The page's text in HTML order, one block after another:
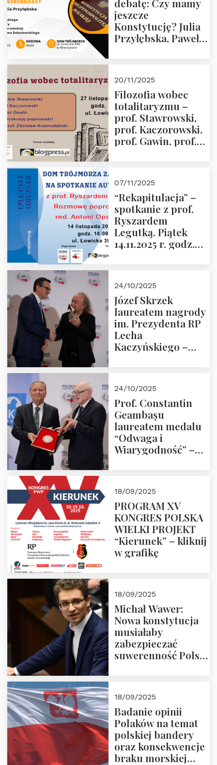
debatę: Czy mamy
jeszcze
Konstytucję? Julia
Przyłębska, Paweł
Przemysław
Sobolewski – 4
grudnia 2025 r.
godz. 18:00.
20/11/2025
Filozofia wobec
totalitaryzmu –
prof. Stawrowski,
prof. Kaczorowski,
prof. Gawin, prof.
07/11/2025
“Rekapitulacja” –
spotkanie z prof.
Ryszardem
Legutką. Piątek
14.11.2025 r. godz.
24/10/2025
Józef Skrzek
laureatem nagrody
im. Prezydenta RP
Lecha
Kaczyńskiego –
24/10/2025
Prof. Constantin
Geambașu
laureatem medalu
“Odwaga i
Wiarygodność” –
18/09/2025
PROGRAM XV
KONGRES POLSKA
WIELKI PROJEKT
“Kierunek” – kliknij
w grafikę
18/09/2025
Michał Wawer:
Nowa konstytucja
musiałaby
zabezpieczać
suwerenność Polski
18/09/2025
Badanie opinii
Polaków na temat
polskiej bandery
oraz konsekwencje
braku morskiej